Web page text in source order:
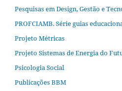
Pesquisas em Design, Gestão e
PROFCIAMB. Série guias
Projeto Métricas
Projeto Sistemas de Energia do
Psicologia Social
Publicações BBM